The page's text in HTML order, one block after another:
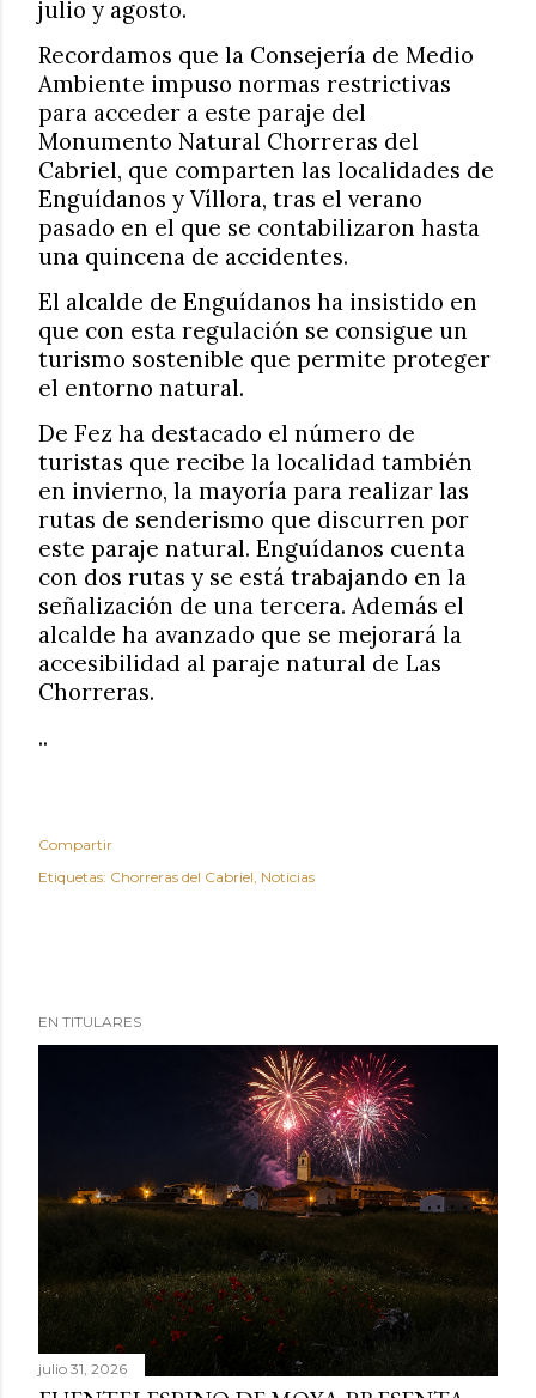
julio y agosto.
Recordamos que la Consejería de Medio
Ambiente impuso normas restrictivas
para acceder a este paraje del
Monumento Natural Chorreras del
Cabriel, que comparten las localidades de
Enguídanos y Víllora, tras el verano
pasado en el que se contabilizaron hasta
una quincena de accidentes.
El alcalde de Enguídanos ha insistido en
que con esta regulación se consigue un
turismo sostenible que permite proteger
el entorno natural.
De Fez ha destacado el número de
turistas que recibe la localidad también
en invierno, la mayoría para realizar las
rutas de senderismo que discurren por
este paraje natural. Enguídanos cuenta
con dos rutas y se está trabajando en la
señalización de una tercera. Además el
alcalde ha avanzado que se mejorará la
accesibilidad al paraje natural de Las
Chorreras.
..
Compartir
Etiquetas: Chorreras del Cabriel Noticias
EN TITULARES
julio 31, 2026